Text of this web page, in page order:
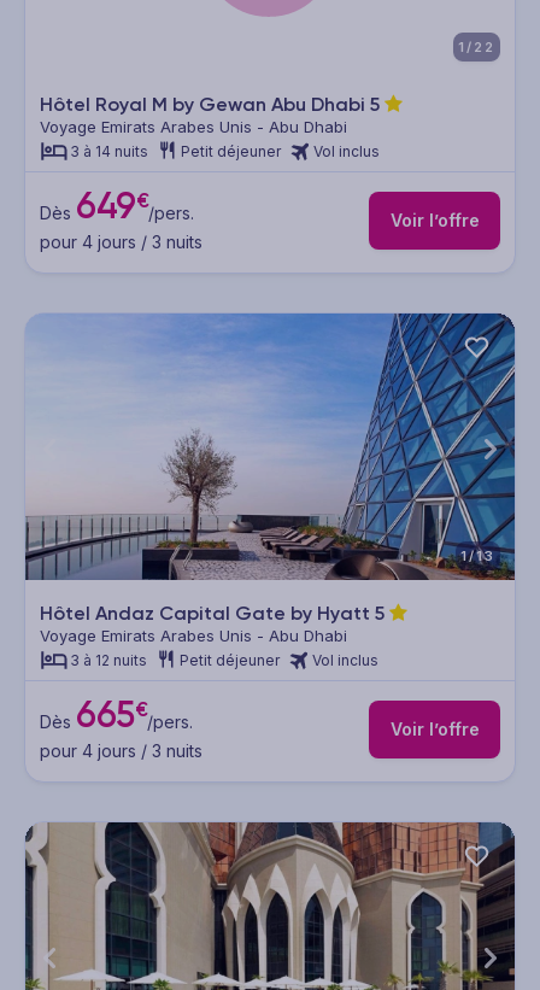
1/22
Hôtel Royal M by Gewan Abu Dhabi 5
Voyage Emirats Arabes Unis - Abu Dhabi
3 à 14 nuits Petit déjeuner Vol inclus
Dès 649€/pers.
pour 4 jours / 3 nuits
Voir l’offre
1/13
Hôtel Andaz Capital Gate by Hyatt 5
Voyage Emirats Arabes Unis - Abu Dhabi
3 à 12 nuits Petit déjeuner Vol inclus
Dès 665€/pers.
pour 4 jours / 3 nuits
Voir l’offre